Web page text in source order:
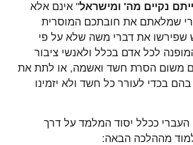
נקיים מה' ומישראל" אינם אלא
שמלאתם את חובתכם המוסרית
שפירשו את דברי משה שלא על פי
לכל אדם בכלל ולאנשי ציבור
משום הסרת חשד ואשמה, או לתת את
בכדי לעורר כל חשד ולא יזמינו
ככלל יסוד המלמד על דרך
מההלכה הבאה: